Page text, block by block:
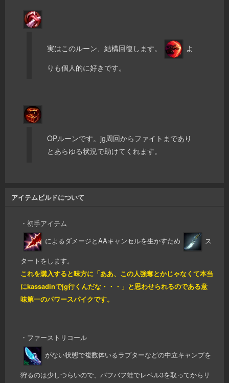
実はこのルーン、結構回復します。
よ
りも個人的に好きです。
OPルーンです。jg周回からファイトまであり
とあらゆる状況で助けてくれます。
アイテムビルドについて
・初手アイテム
によるダメージとAAキャンセルを生かすため
ス
タートをします。
これを購入すると味方に「ああ、この人強奪とかじゃなくて本当
にkassadinでjg行くんだな・・・」と思わせられるのである意
味第一のパワースパイクです。
・ファーストリコール
がない状態で複数体いるラプターなどの中立キャンプを
狩るのは少しつらいので、バフバフ蛙でレベル3を取ってからリ